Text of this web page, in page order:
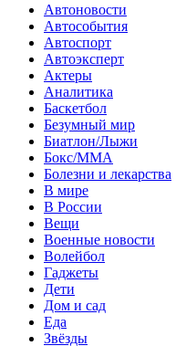
Автоновости
Автособытия
Автоспорт
Автоэксперт
Актеры
Аналитика
Баскетбол
Безумный мир
Биатлон/Лыжи
Бокс/MMA
Болезни и лекарства
В мире
В России
Вещи
Военные новости
Волейбол
Гаджеты
Дети
Дом и сад
Еда
Звёзды